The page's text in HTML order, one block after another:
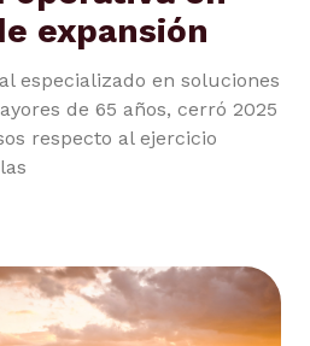
expansión
especializado en soluciones
de 65 años, cerró 2025
respecto al ejercicio